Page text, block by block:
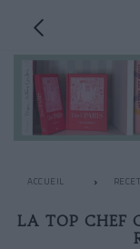
ACCUEIL
LA TOP CHEF